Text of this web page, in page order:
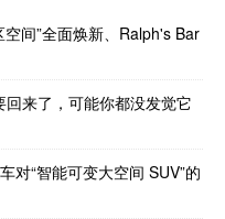
间”全面焕新、Ralph's Bar
回来了，可能你都没发觉它
对“智能可变大空间 SUV”的